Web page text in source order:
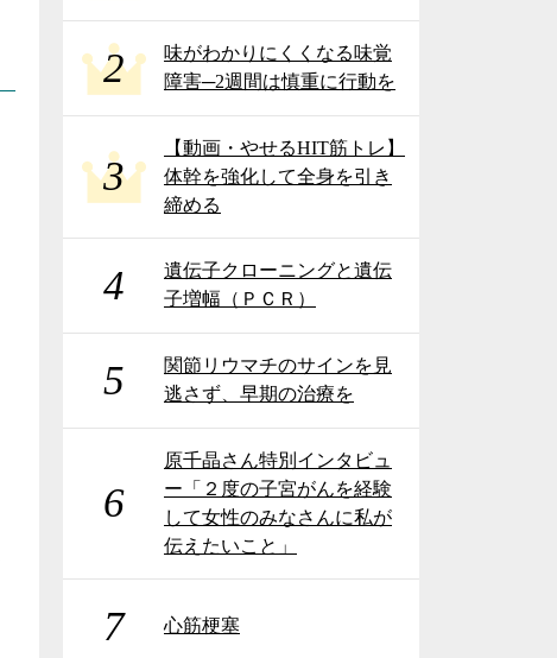
2
味がわかりにくくなる味覚
障害─2週間は慎重に行動を
3
【動画・やせるHIT筋トレ】
体幹を強化して全身を引き
締める
4
遺伝子クローニングと遺伝
子増幅（ＰＣＲ）
5
関節リウマチのサインを見
逃さず、早期の治療を
6
原千晶さん特別インタビュ
ー「２度の子宮がんを経験
して女性のみなさんに私が
伝えたいこと」
7 心筋梗塞